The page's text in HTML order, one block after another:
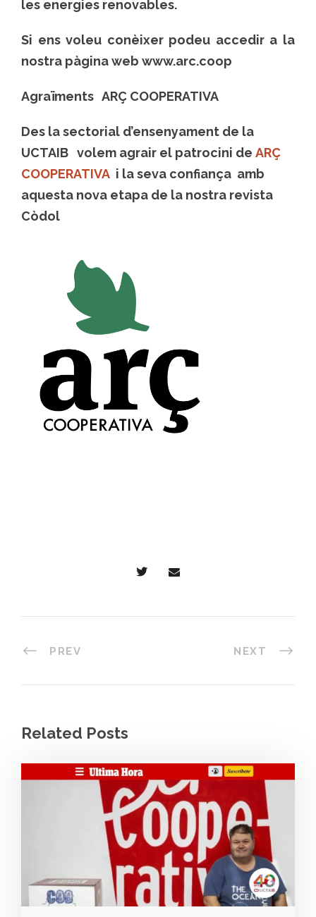
les energies renovables.
Si ens voleu conèixer podeu accedir a la
nostra pàgina web www.arc.coop
Agraïments ARÇ COOPERATIVA
Des la sectorial d’ensenyament de la
UCTAIB volem agrair el patrocini de ARÇ
COOPERATIVA i la seva confiança amb
aquesta nova etapa de la nostra revista
Còdol
PREV NEXT
Related Posts